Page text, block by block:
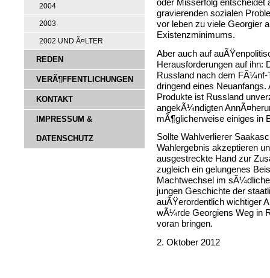
2004
2003
2002 UND Ã¤LTER
REDEN
VERÃ¶FFENTLICHUNGEN
KONTAKT
IMPRESSUM &
DATENSCHUTZ
oder Misserfolg entscheidet
gravierenden sozialen
vor leben zu viele Georgier
Existenzminimums.
Aber auch auf
Herausforderungen auf ihn:
Russland nach dem FÃ¼nf-
dringend eines
Produkte ist Russland
angekÃ¼ndigten
mÃ¶glicherweise einiges in
Sollte Wahlverlierer
Wahlergebnis akzeptieren
ausgestreckte Hand zur
zugleich ein gelungenes
Machtwechsel im
jungen Geschichte der
auÃŸerordentlich wichtiger
wÃ¼rde Georgiens Weg in
voran bringen.
2. Oktober 2012